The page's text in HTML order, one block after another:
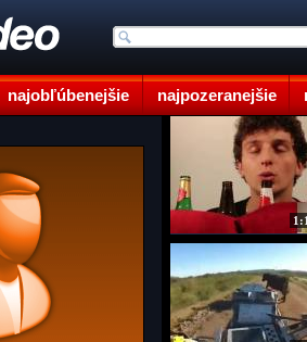
najobľúbenejšie najpozeranejšie